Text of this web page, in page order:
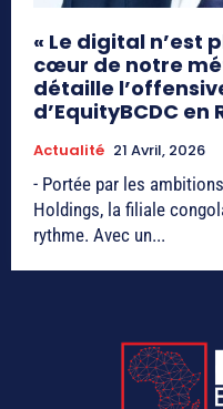
« Le digital n’est
cœur de notre
détaille
d’EquityBCDC en
Actualité 21 Avril, 2026
- Portée par les
Holdings, la filiale
rythme. Avec un...